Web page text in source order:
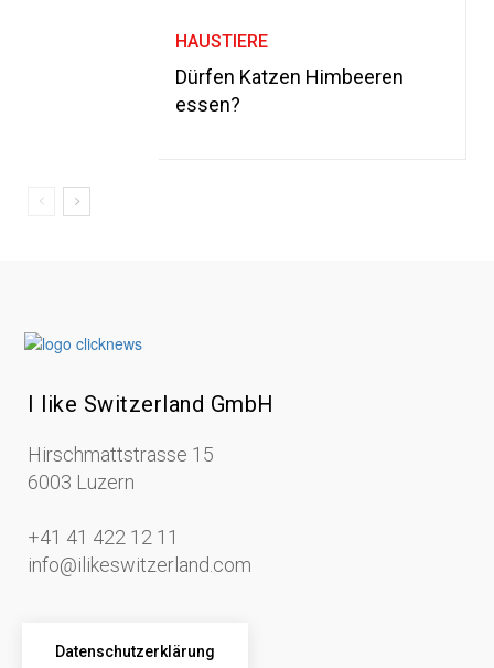
HAUSTIERE
Dürfen Katzen Himbeeren
essen?
I like Switzerland GmbH
Hirschmattstrasse 15
6003 Luzern
+41 41 422 12 11
info@ilikeswitzerland.com
Datenschutzerklärung